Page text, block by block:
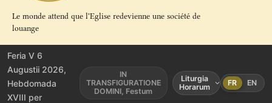
Le monde attend que l'Eglise redevienne une société de
louange
Feria V 6
Augustii 2026,
Hebdomada
XVIII per
IN
TRANSFIGURATIONE
DOMINI, Festum
Liturgia
Horarum
FR EN